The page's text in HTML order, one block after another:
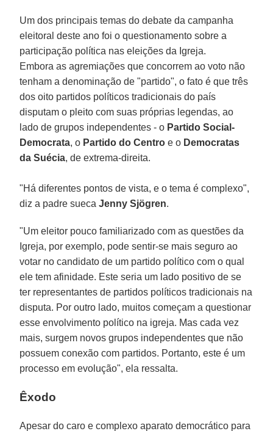
Um dos principais temas do debate da campanha
eleitoral deste ano foi o questionamento sobre a
participação política nas eleições da Igreja.
Embora as agremiações que concorrem ao voto não
tenham a denominação de "partido", o fato é que três
dos oito partidos políticos tradicionais do país
disputam o pleito com suas próprias legendas, ao
lado de grupos independentes - o Partido Social-
Democrata, o Partido do Centro e o Democratas
da Suécia, de extrema-direita.
"Há diferentes pontos de vista, e o tema é complexo",
diz a padre suecaJenny Sjögren.
"Um eleitor pouco familiarizado com as questões da
Igreja, por exemplo, pode sentir-se mais seguro ao
votar no candidato de um partido político com o qual
ele tem afinidade. Este seria um lado positivo de se
ter representantes de partidos políticos tradicionais na
disputa. Por outro lado, muitos começam a questionar
esse envolvimento político na igreja. Mas cada vez
mais, surgem novos grupos independentes que não
possuem conexão com partidos. Portanto, este é um
processo em evolução", ela ressalta.
Êxodo
Apesar do caro e complexo aparato democrático para